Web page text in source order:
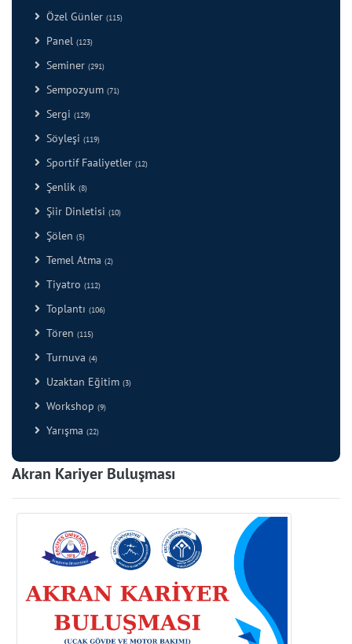
Özel Günler (115)
Panel (123)
Seminer (291)
Sempozyum (71)
Sergi (129)
Söyleşi (119)
Sportif Faaliyetler (12)
Şenlik (8)
Şiir Dinletisi (10)
Şölen (5)
Temel Atma (2)
Tiyatro (112)
Toplantı (106)
Tören (115)
Turnuva (4)
Uzaktan Eğitim (3)
Workshop (9)
Yarışma (22)
Akran Kariyer Buluşması